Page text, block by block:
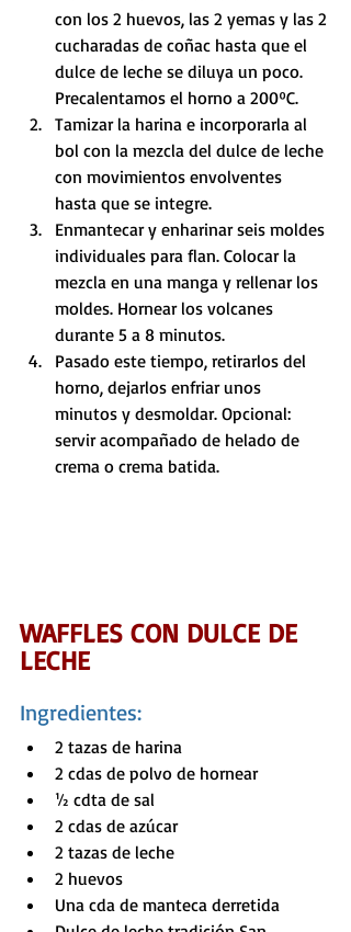
con los 2 huevos, las 2 yemas y las 2
cucharadas de coñac hasta que el
dulce de leche se diluya un poco.
Precalentamos el horno a 200ºC.
Tamizar la harina e incorporarla al
bol con la mezcla del dulce de leche
con movimientos envolventes
hasta que se integre.
Enmantecar y enharinar seis moldes
individuales para flan. Colocar la
mezcla en una manga y rellenar los
moldes. Hornear los volcanes
durante 5 a 8 minutos.
Pasado este tiempo, retirarlos del
horno, dejarlos enfriar unos
minutos y desmoldar. Opcional:
servir acompañado de helado de
crema o crema batida.
WAFFLES CON DULCE DE
LECHE
Ingredientes:
2 tazas de harina
2 cdas de polvo de hornear
½ cdta de sal
2 cdas de azúcar
2 tazas de leche
2 huevos
Una cda de manteca derretida